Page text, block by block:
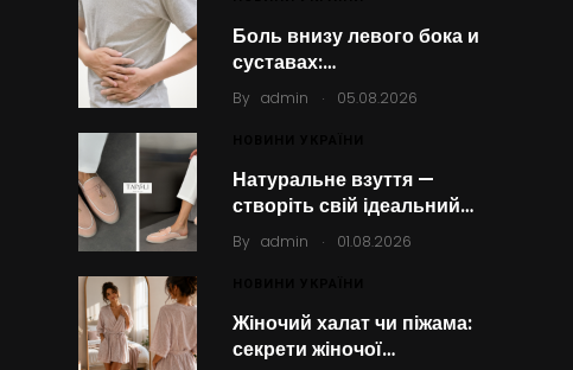
Боль внизу левого бока и
суставах:…
By admin . 05.08.2026
Натуральне взуття —
створіть свій ідеальний…
By admin . 01.08.2026
Жіночий халат чи піжама:
секрети жіночої…